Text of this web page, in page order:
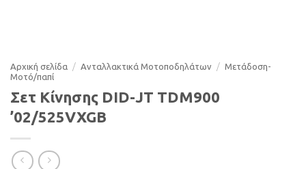
Αρχική σελίδα / Ανταλλακτικά Μοτοποδηλάτων / Μετάδοση-
Μοτό/παπί
Σετ Κίνησης DID-JT TDM900
’02/525VXGB